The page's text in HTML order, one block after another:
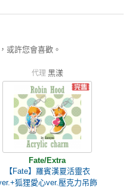
或許您會喜歡。
代理 黑漾
Fate/Extra
【Fate】羅賓漢夏活靈衣
狐狸愛心ver.壓克力吊飾